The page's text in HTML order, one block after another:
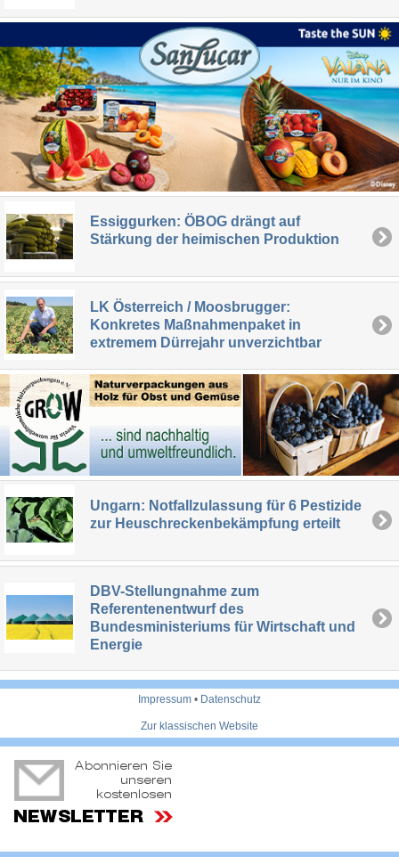
Essiggurken: ÖBOG drängt auf
Stärkung der heimischen Produktion
LK Österreich / Moosbrugger:
Konkretes Maßnahmenpaket in
extremem Dürrejahr unverzichtbar
Ungarn: Notfallzulassung für 6 Pestizide
zur Heuschreckenbekämpfung erteilt
DBV-Stellungnahme zum
Referentenentwurf des
Bundesministeriums für Wirtschaft und
Energie
Impressum • Datenschutz
Zur klassischen Website